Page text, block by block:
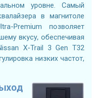
уровне. Самый
в магнитоле
Premium позволяет
вкусу, обеспечивая
X-Trail 3 Gen T32
низких частот,